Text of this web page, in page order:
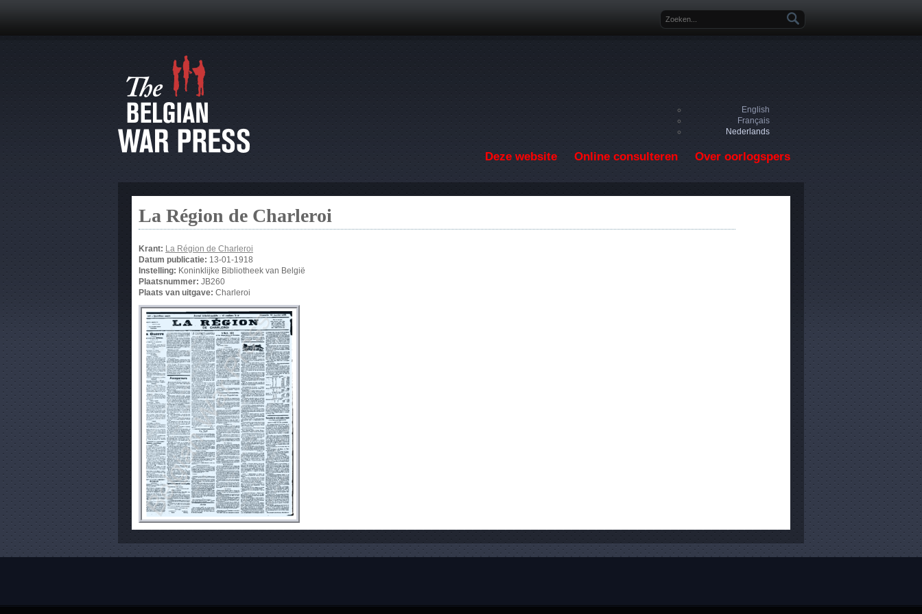
Zoekveld
English
Français
Nederlands
Deze website Online consulteren Over oorlogspers
La Région de Charleroi
Krant: La Région de Charleroi
Datum publicatie: 13-01-1918
Instelling: Koninklijke Bibliotheek van België
Plaatsnummer: JB260
Plaats van uitgave: Charleroi